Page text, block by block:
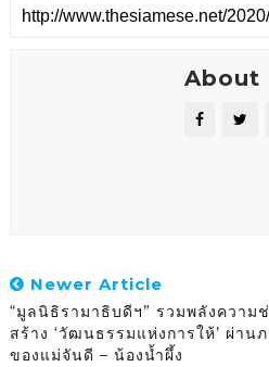
About
Newer Article
“มูลนิธิรามาธิบดีฯ” รวมพลังความ
สร้าง ‘วัฒนธรรมแห่งการให้’ ผ่า
ของแม่จันดี – น้องน้ำผึ้ง